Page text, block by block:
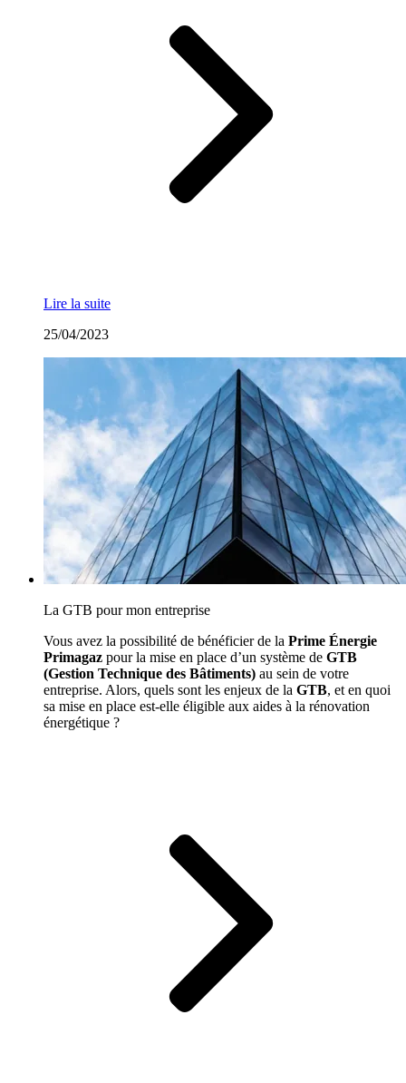
Lire la suite
25/04/2023
La GTB pour mon entreprise
Vous avez la possibilité de bénéficier de la Prime Énergie
Primagaz pour la mise en place d’un système de GTB
(Gestion Technique des Bâtiments) au sein de votre
entreprise. Alors, quels sont les enjeux de la GTB, et en quoi
sa mise en place est-elle éligible aux aides à la rénovation
énergétique ?